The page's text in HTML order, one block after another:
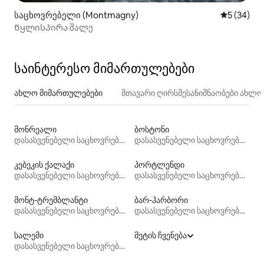
საცხოვრებელი (Montmagny) საშუალო
5 (34)
Წყლისპირა შალე
საინტერესო მიმართულებები
ახლო მიმართულებები მთავარი ღირსშესანიშნაობები
მონრეალი
დასასვენებელი საცხოვრებლები
ბოსტონი
დასასვენებელი საცხოვრებლები
კებეკის ქალაქი
დასასვენებელი საცხოვრებლები
პორტლენდი
დასასვენებელი საცხოვრებლები
მონტ-ტრემბლანტი
დასასვენებელი საცხოვრებლები
ბარ-ჰარბორი
დასასვენებელი საცხოვრებლები
სალემი
დასასვენებელი საცხოვრებლები
მეტის ჩვენება